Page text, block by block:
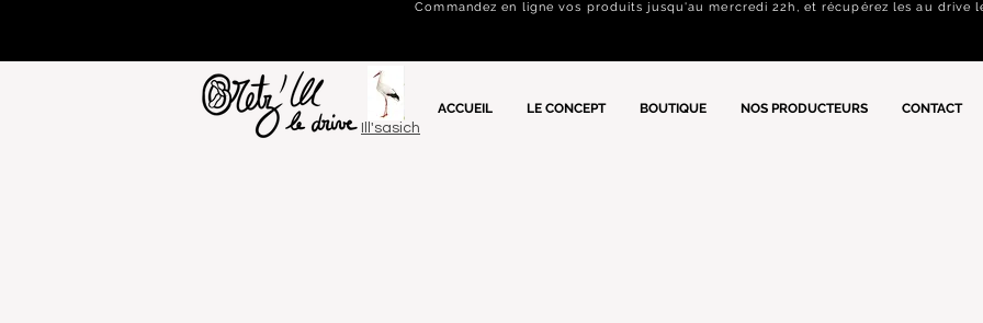
Commandez en ligne vos produits jusqu'au mercredi 22h, et récupérez les au drive
ACCUEIL LE CONCEPT BOUTIQUE NOS PRODUCTEURS CONTACT
Ill'sasich